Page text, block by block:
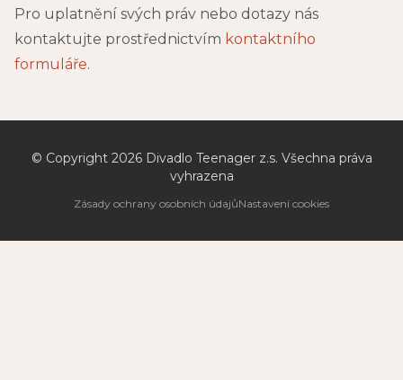
Pro uplatnění svých práv nebo dotazy nás
kontaktujte prostřednictvím kontaktního
formuláře.
© Copyright 2026Divadlo Teenager z.s. Všechna práva
vyhrazena
Zásady ochrany osobních údajůNastavení cookies